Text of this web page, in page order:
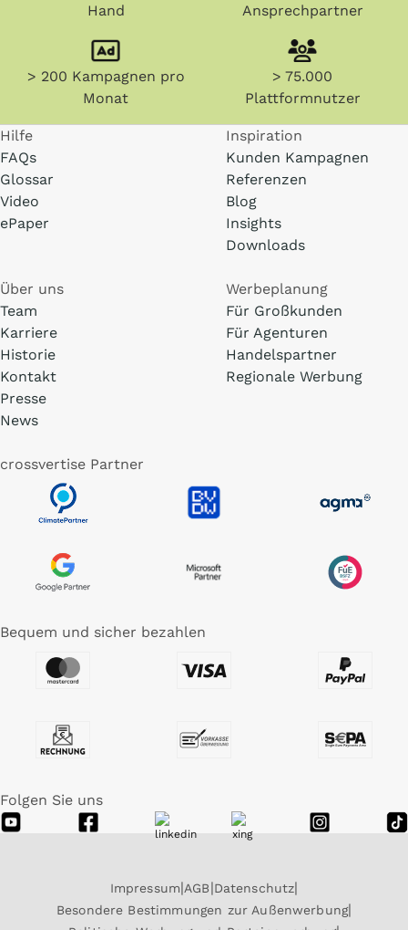
Hand
Ansprechpartner
> 200 Kampagnen pro
Monat
> 75.000
Plattformnutzer
Hilfe
FAQs
Glossar
Video
ePaper
Inspiration
Kunden Kampagnen
Referenzen
Blog
Insights
Downloads
Über uns
Team
Karriere
Historie
Kontakt
Presse
News
Werbeplanung
Für Großkunden
Für Agenturen
Handelspartner
Regionale Werbung
crossvertise Partner
Bequem und sicher bezahlen
Folgen Sie uns
Impressum AGB Datenschutz
Besondere Bestimmungen zur Außenwerbung